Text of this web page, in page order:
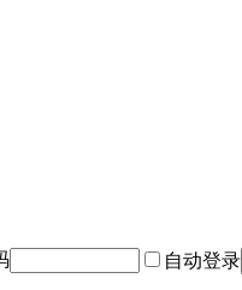
自动登录